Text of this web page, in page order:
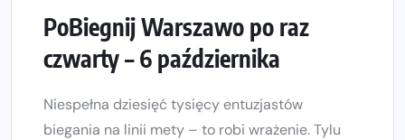
PoBiegnij Warszawo po raz
czwarty – 6 października
Niespełna dziesięć tysięcy entuzjastów
biegania na linii mety – to robi wrażenie. Tylu